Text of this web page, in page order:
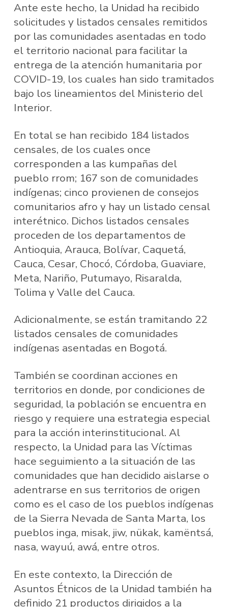
Ante este hecho, la Unidad ha recibido
solicitudes y listados censales remitidos
por las comunidades asentadas en todo
el territorio nacional para facilitar la
entrega de la atención humanitaria por
COVID-19, los cuales han sido tramitados
bajo los lineamientos del Ministerio del
Interior.
En total se han recibido 184 listados
censales, de los cuales once
corresponden a las kumpañas del
pueblo rrom; 167 son de comunidades
indígenas; cinco provienen de consejos
comunitarios afro y hay un listado censal
interétnico. Dichos listados censales
proceden de los departamentos de
Antioquia, Arauca, Bolívar, Caquetá,
Cauca, Cesar, Chocó, Córdoba, Guaviare,
Meta, Nariño, Putumayo, Risaralda,
Tolima y Valle del Cauca.
Adicionalmente, se están tramitando 22
listados censales de comunidades
indígenas asentadas en Bogotá.
También se coordinan acciones en
territorios en donde, por condiciones de
seguridad, la población se encuentra en
riesgo y requiere una estrategia especial
para la acción interinstitucional. Al
respecto, la Unidad para las Víctimas
hace seguimiento a la situación de las
comunidades que han decidido aislarse o
adentrarse en sus territorios de origen
como es el caso de los pueblos indígenas
de la Sierra Nevada de Santa Marta, los
pueblos inga, misak, jiw, nükak, kamëntsá,
nasa, wayuú, awá, entre otros.
En este contexto, la Dirección de
Asuntos Étnicos de la Unidad también ha
definido 21 productos dirigidos a la